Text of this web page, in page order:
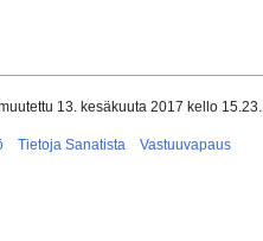
13. kesäkuuta 2017 kello 15.23.
Tietoja Sanatista Vastuuvapaus